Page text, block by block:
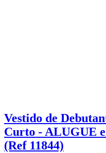
Vestido de
Curto - ALUGUE
(Ref 11844)